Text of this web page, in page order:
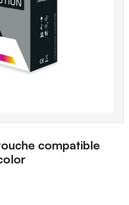
compatible